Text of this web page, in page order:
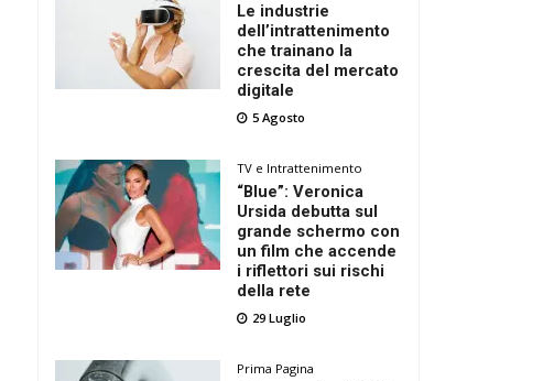
Le industrie
dell’intrattenimento
che trainano la
crescita del mercato
digitale
5 Agosto
TV e Intrattenimento
“Blue”: Veronica
Ursida debutta sul
grande schermo con
un film che accende
i riflettori sui rischi
della rete
29 Luglio
Prima Pagina